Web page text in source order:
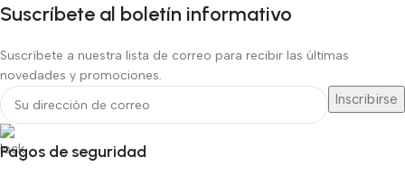
Suscríbete al boletín informativo
Suscríbete a nuestra lista de correo para recibir las últimas
novedades y promociones.
Pagos de seguridad